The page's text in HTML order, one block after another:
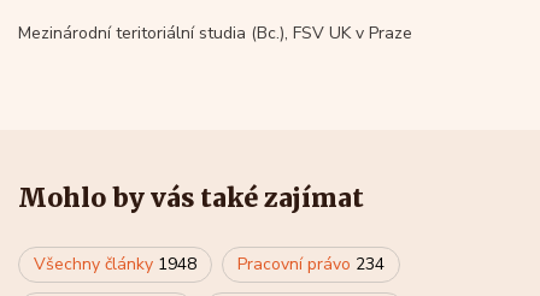
Mezinárodní teritoriální studia (Bc.), FSV UK v Praze
Mohlo by vás také zajímat
Všechny články 1948 Pracovní právo 234